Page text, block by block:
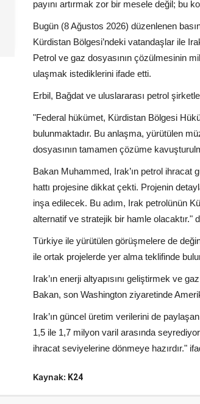
payını artırmak zor bir mesele değil; bu
Bugün (8 Ağustos 2026) düzenlenen
Kürdistan Bölgesi’ndeki vatandaşlar ile
Petrol ve gaz dosyasının çözülmesinin
ulaşmak istediklerini ifade etti.
Erbil, Bağdat ve uluslararası petrol
"Federal hükümet, Kürdistan Bölgesi
bulunmaktadır. Bu anlaşma, yürütülen
dosyasının tamamen çözüme
Bakan Muhammed, Irak’ın petrol ihracat
hattı projesine dikkat çekti. Projenin
inşa edilecek. Bu adım, Irak petrolünün
alternatif ve stratejik bir hamle olacaktır."
Türkiye ile yürütülen görüşmelere de
ile ortak projelerde yer alma teklifinde
Irak’ın enerji altyapısını geliştirmek ve
Bakan, son Washington ziyaretinde
Irak’ın güncel üretim verilerini de
1,5 ile 1,7 milyon varil arasında
ihracat seviyelerine dönmeye hazırdır."
Kaynak: K24